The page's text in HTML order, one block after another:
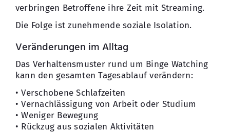
verbringen Betroffene ihre Zeit mit Streaming.
Die Folge ist zunehmende soziale Isolation.
Veränderungen im Alltag
Das Verhaltensmuster rund um Binge Watching
kann den gesamten Tagesablauf verändern:
• Verschobene Schlafzeiten
• Vernachlässigung von Arbeit oder Studium
• Weniger Bewegung
• Rückzug aus sozialen Aktivitäten